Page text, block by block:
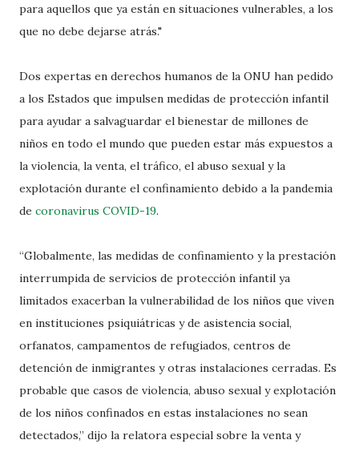
para aquellos que ya están en situaciones vulnerables, a los
que no debe dejarse atrás."
Dos expertas en derechos humanos de la ONU han pedido
a los Estados que impulsen medidas de protección infantil
para ayudar a salvaguardar el bienestar de millones de
niños en todo el mundo que pueden estar más expuestos a
la violencia, la venta, el tráfico, el abuso sexual y la
explotación durante el confinamiento debido a la pandemia
de coronavirus COVID-19.
“Globalmente, las medidas de confinamiento y la prestación
interrumpida de servicios de protección infantil ya
limitados exacerban la vulnerabilidad de los niños que viven
en instituciones psiquiátricas y de asistencia social,
orfanatos, campamentos de refugiados, centros de
detención de inmigrantes y otras instalaciones cerradas. Es
probable que casos de violencia, abuso sexual y explotación
de los niños confinados en estas instalaciones no sean
detectados,” dijo la relatora especial sobre la venta y